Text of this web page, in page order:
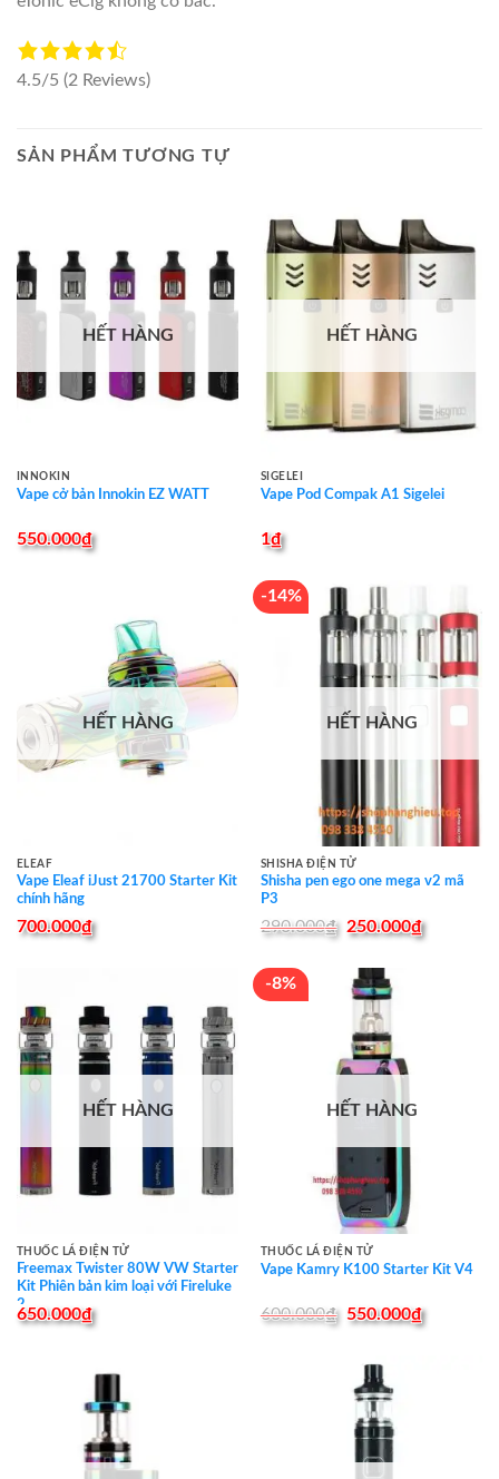
4.5/5 (2 Reviews)
SẢN PHẨM TƯƠNG TỰ
HẾT HÀNG
INNOKIN
Vape cở bản Innokin EZ WATT
550.000₫
HẾT HÀNG
SIGELEI
Vape Pod Compak A1 Sigelei
1₫
HẾT HÀNG
ELEAF
Vape Eleaf iJust 21700 Starter Kit
chính hãng
700.000₫
-14%
HẾT HÀNG
SHISHA ĐIỆN TỬ
Shisha pen ego one mega v2 mã
P3
290.000₫
Original
price
290.000₫.
250.000₫Current
price
HẾT HÀNG
THUỐC LÁ ĐIỆN TỬ
Freemax Twister 80W VW Starter
Kit Phiên bản kim loại với Fireluke
2
650.000₫
-8%
HẾT HÀNG
THUỐC LÁ ĐIỆN TỬ
Vape Kamry K100 Starter Kit V4
600.000₫ Original
price
600.000₫.
550.000₫Current
price